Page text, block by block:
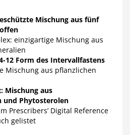
Mischung aus fünf
einzigartige Mischung aus
12 Form des Intervallfastens
Mischung aus pflanzlichen
Mischung aus
und Phytosterolen
Prescribers’ Digital Reference
gelistet